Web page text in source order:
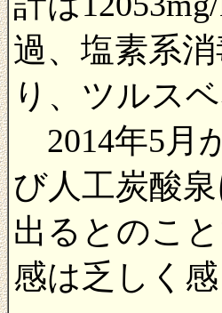
過、塩素系
り、ツルス
2014年5月
び人工炭酸
出るとのこ
感は乏しく感